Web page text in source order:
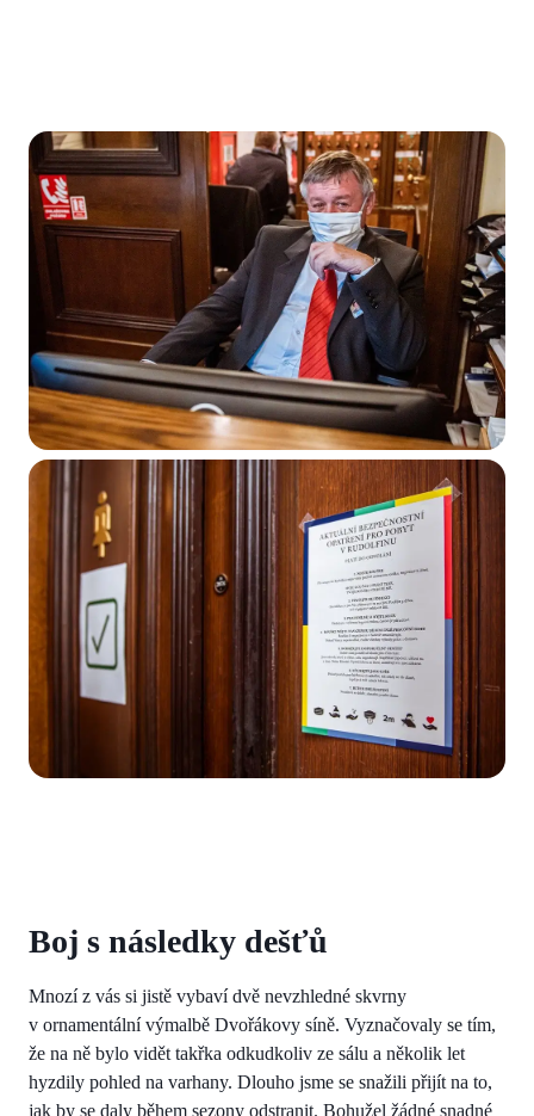
Boj s následky dešťů
Mnozí z vás si jistě vybaví dvě nevzhledné skvrny
v ornamentální výmalbě Dvořákovy síně. Vyznačovaly se tím,
že na ně bylo vidět takřka odkudkoliv ze sálu a několik let
hyzdily pohled na varhany. Dlouho jsme se snažili přijít na to,
jak by se daly během sezony odstranit. Bohužel žádné snadné